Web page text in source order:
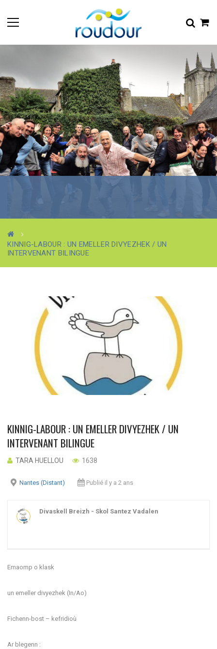
KINNIG-LABOUR : UN EMELLER DIVYEZHEK / UN
INTERVENANT BILINGUE
KINNIG-LABOUR : UN EMELLER DIVYEZHEK / UN
INTERVENANT BILINGUE
TARA HUELLOU 1638
Nantes (Distant) Publié il y a 2 ans
Divaskell Breizh - Skol Santez Vadalen
Emaomp o klask
un emeller divyezhek (In/Ao)
Fichenn-bost – kefridioù
Ar blegenn :